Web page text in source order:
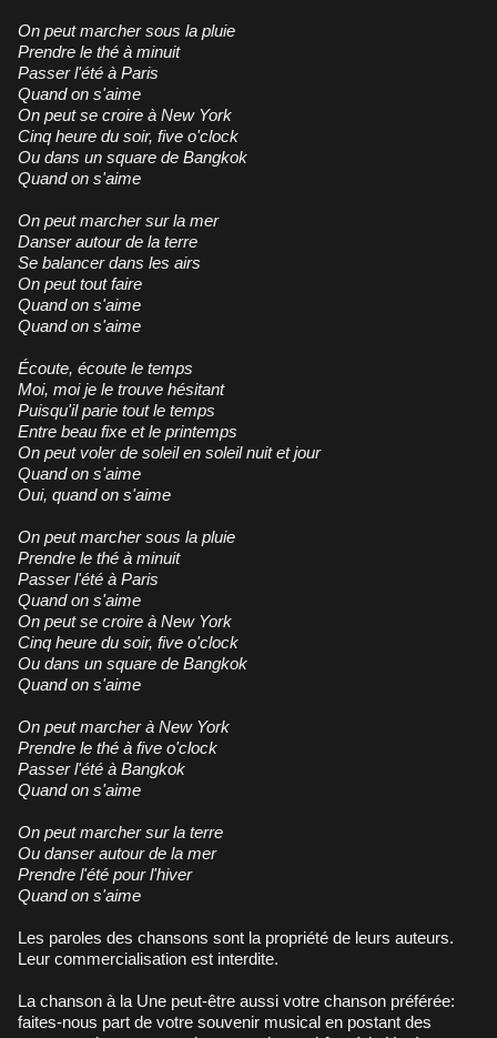
On peut marcher sous la pluie
Prendre le thé à minuit
Passer l'été à Paris
Quand on s'aime
On peut se croire à New York
Cinq heure du soir, five o'clock
Ou dans un square de Bangkok
Quand on s'aime
On peut marcher sur la mer
Danser autour de la terre
Se balancer dans les airs
On peut tout faire
Quand on s'aime
Quand on s'aime
Écoute, écoute le temps
Moi, moi je le trouve hésitant
Puisqu'il parie tout le temps
Entre beau fixe et le printemps
On peut voler de soleil en soleil nuit et jour
Quand on s'aime
Oui, quand on s'aime
On peut marcher sous la pluie
Prendre le thé à minuit
Passer l'été à Paris
Quand on s'aime
On peut se croire à New York
Cinq heure du soir, five o'clock
Ou dans un square de Bangkok
Quand on s'aime
On peut marcher à New York
Prendre le thé à five o'clock
Passer l'été à Bangkok
Quand on s'aime
On peut marcher sur la terre
Ou danser autour de la mer
Prendre l'été pour l'hiver
Quand on s'aime
Les paroles des chansons sont la propriété de leurs auteurs.
Leur commercialisation est interdite.
La chanson à la Une peut-être aussi votre chanson préférée:
faites-nous part de votre souvenir musical en postant des